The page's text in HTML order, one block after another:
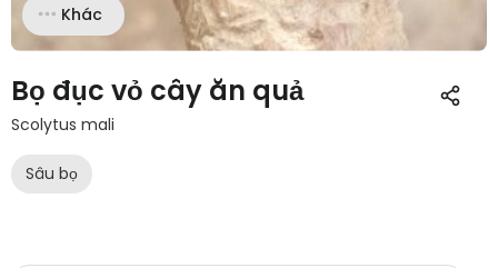
Khác
Bọ đục vỏ cây ăn quả
Scolytus mali
Sâu bọ